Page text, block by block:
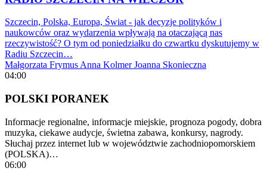
Szczecin, Polska, Europa, Świat - jak decyzje polityków i
naukowców oraz wydarzenia wpływają na otaczającą nas
rzeczywistość? O tym od poniedziałku do czwartku dyskutujemy w
Radiu Szczecin…
Małgorzata FrymusAnna Kolmer Joanna Skonieczna
04:00
POLSKI PORANEK
Informacje regionalne, informacje miejskie, prognoza pogody, dobra
muzyka, ciekawe audycje, świetna zabawa, konkursy, nagrody.
Słuchaj przez internet lub w województwie zachodniopomorskiem
(POLSKA)…
06:00